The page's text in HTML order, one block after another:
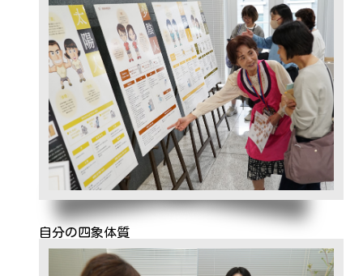
自分の四象体質